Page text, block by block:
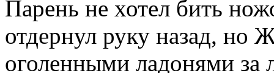
Парень не хотел бить
отдернул руку назад, но
оголенными ладонями за